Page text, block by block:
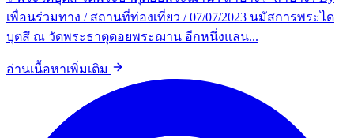
เพื่อนร่วมทาง / สถานที่ท่องเที่ยว / 07/07/2023 นมัสการพระได
บุตสึ ณ วัดพระธาตุดอยพระฌาน อีกหนึ่งแลน...
อ่านเนื้อหาเพิ่มเติม